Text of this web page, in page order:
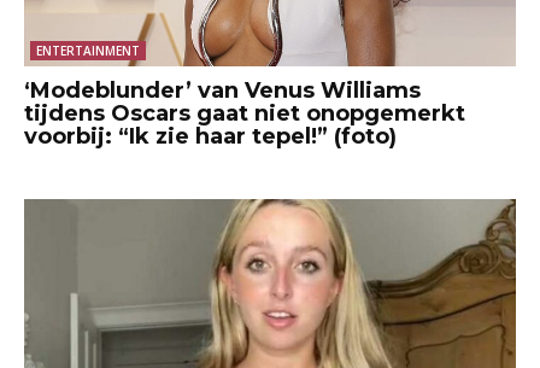
ENTERTAINMENT
‘Modeblunder’ van Venus Williams
tijdens Oscars gaat niet onopgemerkt
voorbij: “Ik zie haar tepel!” (foto)